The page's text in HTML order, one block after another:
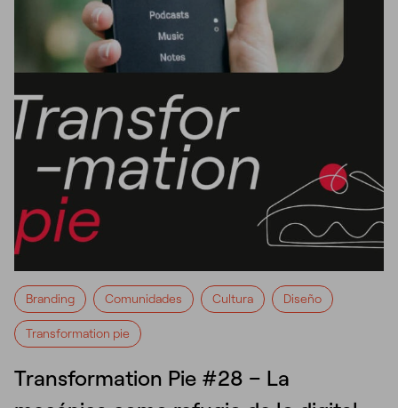
Branding Comunidades Cultura Diseño
Transformation pie
Transformation Pie #28 – La